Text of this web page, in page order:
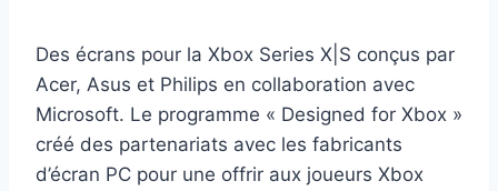
Des écrans pour la Xbox Series X|S conçus par
Acer, Asus et Philips en collaboration avec
Microsoft. Le programme « Designed for Xbox »
créé des partenariats avec les fabricants
d’écran PC pour une offrir aux joueurs Xbox